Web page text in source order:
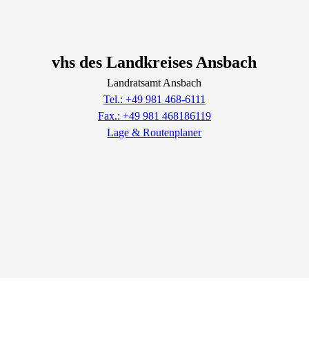
vhs des Landkreises Ansbach
Landratsamt Ansbach
Tel.: +49 981 468-6111
Fax.: +49 981 468186119
Lage & Routenplaner